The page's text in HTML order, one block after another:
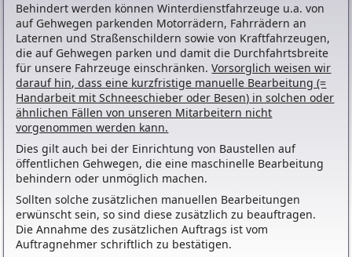
Behindert werden können Winterdienstfahrzeuge u.a. von
auf Gehwegen parkenden Motorrädern, Fahrrädern an
Laternen und Straßenschildern sowie von Kraftfahrzeugen,
die auf Gehwegen parken und damit die Durchfahrtsbreite
für unsere Fahrzeuge einschränken.Vorsorglich weisen wir
darauf hin, dass eine kurzfristige manuelle Bearbeitung (=
Handarbeit mit Schneeschieber oder Besen) in solchen oder
ähnlichen Fällen von unseren Mitarbeitern nicht
vorgenommen werden kann.
Dies gilt auch bei der Einrichtung von Baustellen auf
öffentlichen Gehwegen, die eine maschinelle Bearbeitung
behindern oder unmöglich machen.
Sollten solche zusätzlichen manuellen Bearbeitungen
erwünscht sein, so sind diese zusätzlich zu beauftragen.
Die Annahme des zusätzlichen Auftrags ist vom
Auftragnehmer schriftlich zu bestätigen.